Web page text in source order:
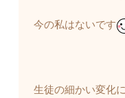
今の私はないです
生徒の細かい変化